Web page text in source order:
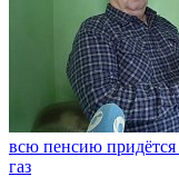
всю пенсию
газ